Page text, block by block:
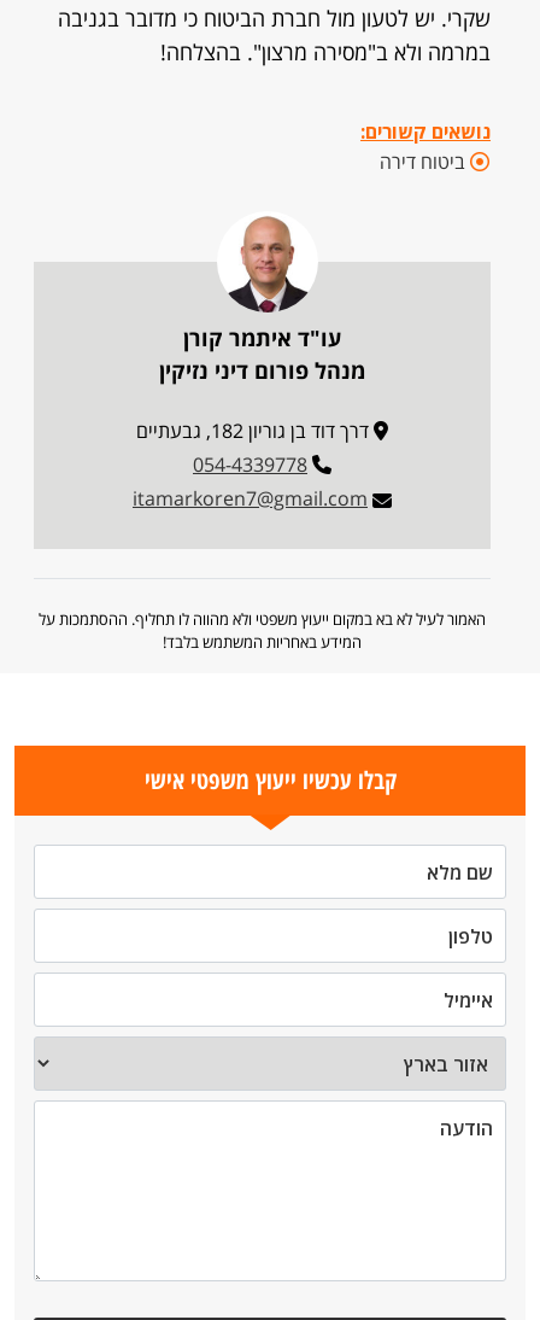
שקרי. יש לטעון מול חברת הביטוח כי מדובר בגניבה
במרמה ולא ב"מסירה מרצון". בהצלחה!
נושאים קשורים:
ביטוח דירה
עו"ד איתמר קורן
מנהל פורום דיני נזיקין
דרך דוד בן גוריון 182, גבעתיים
054-4339778
itamarkoren7@gmail.com
האמור לעיל לא בא במקום ייעוץ משפטי ולא מהווה לו תחליף. ההסתמכות על
המידע באחריות המשתמש בלבד!
קבלו עכשיו ייעוץ משפטי אישי